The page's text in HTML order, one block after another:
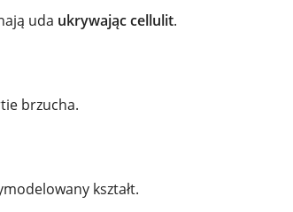
uda ukrywając cellulit.
brzucha.
kształt.